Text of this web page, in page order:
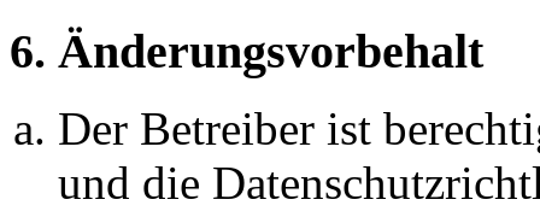
6. Änderungsvorbehalt
Der Betreiber ist
und die